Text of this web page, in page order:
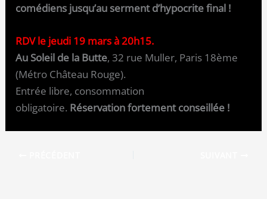
comédiens jusqu’au serment d’hypocrite final !
RDV le jeudi 19 mars à 20h15.
Au Soleil de la Butte, 32 rue Muller, Paris 18ème
(Métro Château Rouge).
Entrée libre, consommation
obligatoire. Réservation fortement conseillée !